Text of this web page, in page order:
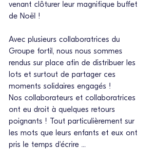
venant clôturer leur magnifique buffet
de Noël !
Avec plusieurs collaboratrices du
Groupe fortil, nous nous sommes
rendus sur place afin de distribuer les
lots et surtout de partager ces
moments solidaires engagés !
Nos collaborateurs et collaboratrices
ont eu droit à quelques retours
poignants ! Tout particulièrement sur
les mots que leurs enfants et eux ont
pris le temps d'écrire ...